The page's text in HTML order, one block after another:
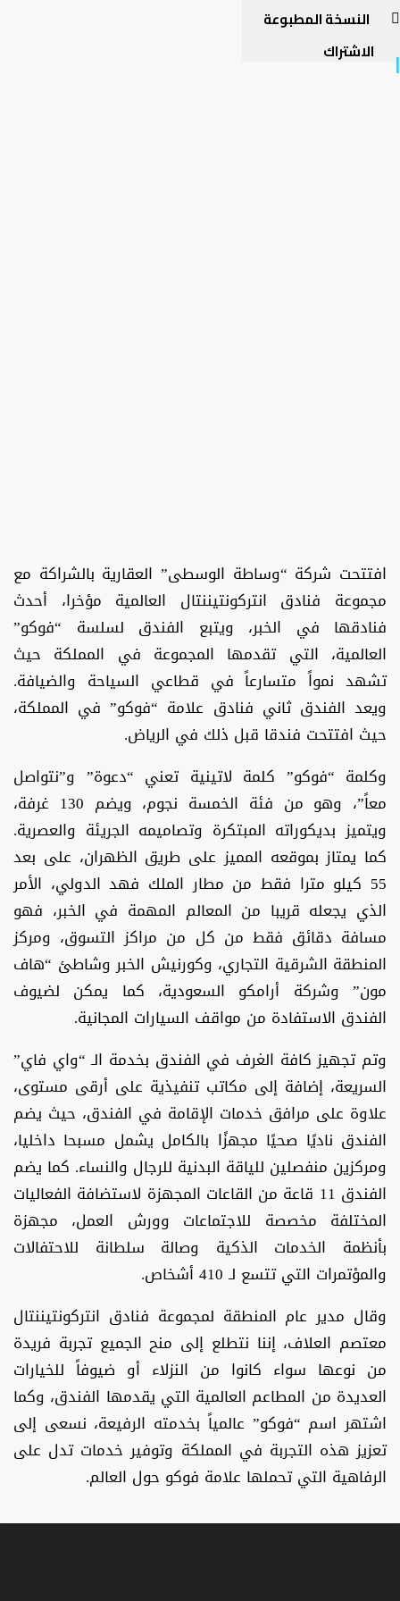
النسخة المطبوعة
الاشتراك
افتتحت شركة “وساطة الوسطى” العقارية بالشراكة مع
مجموعة فنادق انتركونتيننتال العالمية مؤخرا، أحدث
فنادقها في الخبر، ويتبع الفندق لسلسة “فوكو”
العالمية، التي تقدمها المجموعة في المملكة حيث
تشهد نمواً متسارعاً في قطاعي السياحة والضيافة.
ويعد الفندق ثاني فنادق علامة “فوكو” في المملكة،
حيث افتتحت فندقا قبل ذلك في الرياض.
وكلمة “فوكو” كلمة لاتينية تعني “دعوة” و”نتواصل
معاً”، وهو من فئة الخمسة نجوم، ويضم 130 غرفة،
ويتميز بديكوراته المبتكرة وتصاميمه الجريئة والعصرية.
كما يمتاز بموقعه المميز على طريق الظهران، على بعد
55 كيلو مترا فقط من مطار الملك فهد الدولي، الأمر
الذي يجعله قريبا من المعالم المهمة في الخبر، فهو
مسافة دقائق فقط من كل من مراكز التسوق، ومركز
المنطقة الشرقية التجاري، وكورنيش الخبر وشاطئ “هاف
مون” وشركة أرامكو السعودية، كما يمكن لضيوف
الفندق الاستفادة من مواقف السيارات المجانية.
وتم تجهيز كافة الغرف في الفندق بخدمة الـ “واي فاي”
السريعة، إضافة إلى مكاتب تنفيذية على أرقى مستوى،
علاوة على مرافق خدمات الإقامة في الفندق، حيث يضم
الفندق ناديًا صحيًا مجهزًا بالكامل يشمل مسبحا داخليا،
ومركزين منفصلين للياقة البدنية للرجال والنساء. كما يضم
الفندق 11 قاعة من القاعات المجهزة لاستضافة الفعاليات
المختلفة مخصصة للاجتماعات وورش العمل، مجهزة
بأنظمة الخدمات الذكية وصالة سلطانة للاحتفالات
والمؤتمرات التي تتسع لـ 410 أشخاص.
وقال مدير عام المنطقة لمجموعة فنادق انتركونتيننتال
معتصم العلاف، إننا نتطلع إلى منح الجميع تجربة فريدة
من نوعها سواء كانوا من النزلاء أو ضيوفاً للخيارات
العديدة من المطاعم العالمية التي يقدمها الفندق، وكما
اشتهر اسم “فوكو” عالمياً بخدمته الرفيعة، نسعى إلى
تعزيز هذه التجربة في المملكة وتوفير خدمات تدل على
الرفاهية التي تحملها علامة فوكو حول العالم.